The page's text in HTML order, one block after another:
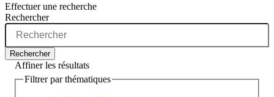
Effectuer une recherche
Rechercher
Rechercher
Affiner les résultats
Filtrer par thématiques